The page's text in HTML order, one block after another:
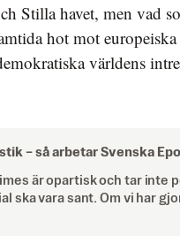
Stilla havet, men vad
hot mot
världens
– så arbetar Svenska
är opartisk och tar inte
ska vara sant. Om vi har